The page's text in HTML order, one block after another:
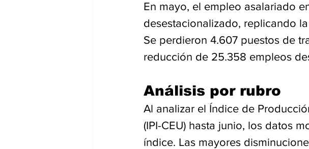
En mayo, el empleo asalariado
desestacionalizado, replicando
Se perdieron 4.607 puestos de
reducción de 25.358 empleos
Análisis por rubro
Al analizar el Índice de
(IPI-CEU) hasta junio, los datos
índice. Las mayores